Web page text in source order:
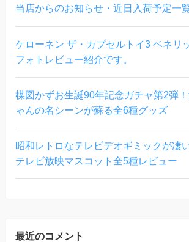
当店からのお知らせ・近日入荷予定一
ケローネン ザ・カプセルトイ3 ベネリ
フォトレビュー紹介です。
楳図かずお生誕90年記念ガチャ第2弾
ゃんの名シーンが蘇る全6種グッズ
昭和レトロなテレビデオギミックが凄
テレビ放映マスコット全5種レビュー
最近のコメント